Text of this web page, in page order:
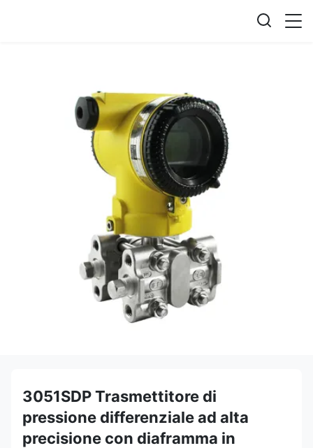
3051SDP Trasmettitore di
pressione differenziale ad alta
precisione con diaframma in